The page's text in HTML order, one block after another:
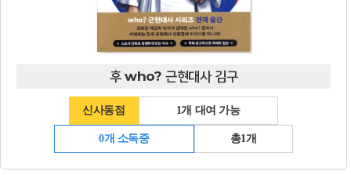
후 who? 근현대사 김구
신사동점 1개 대여 가능
0개 소독중 총1개